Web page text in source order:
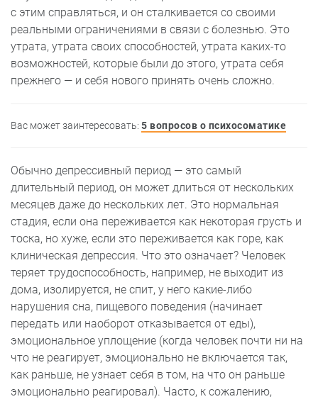
с этим справляться, и он сталкивается со своими
реальными ограничениями в связи с болезнью. Это
утрата, утрата своих способностей, утрата каких-то
возможностей, которые были до этого, утрата себя
прежнего — и себя нового принять очень сложно.
Вас может заинтересовать: 5 вопросов о психосоматике
Обычно депрессивный период — это самый
длительный период, он может длиться от нескольких
месяцев даже до нескольких лет. Это нормальная
стадия, если она переживается как некоторая грусть и
тоска, но хуже, если это переживается как горе, как
клиническая депрессия. Что это означает? Человек
теряет трудоспособность, например, не выходит из
дома, изолируется, не спит, у него какие-либо
нарушения сна, пищевого поведения (начинает
передать или наоборот отказывается от еды),
эмоциональное уплощение (когда человек почти ни на
что не реагирует, эмоционально не включается так,
как раньше, не узнает себя в том, на что он раньше
эмоционально реагировал). Часто, к сожалению,